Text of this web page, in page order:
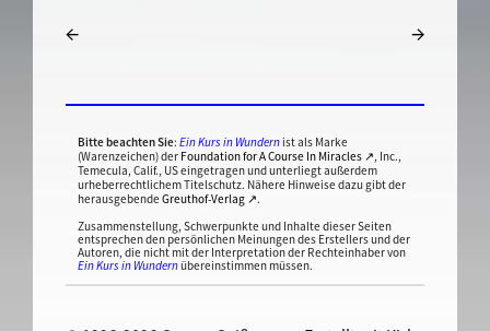
← →
Bitte beachten Sie:Ein Kurs in Wundernist als Marke
(Warenzeichen) der Foundation for A Course In Miracles ↗, Inc.,
Temecula, Calif., US eingetragen und unterliegt außerdem
urheberrechtlichem Titelschutz. Nähere Hinweise dazu gibt der
herausgebendeGreuthof-Verlag ↗.
Zusammenstellung, Schwerpunkte und Inhalte dieser Seiten
entsprechen den persönlichen Meinungen des Erstellers und der
Autoren, die nicht mit der Interpretation der Rechteinhaber von
Ein Kurs in Wundernübereinstimmen müssen.